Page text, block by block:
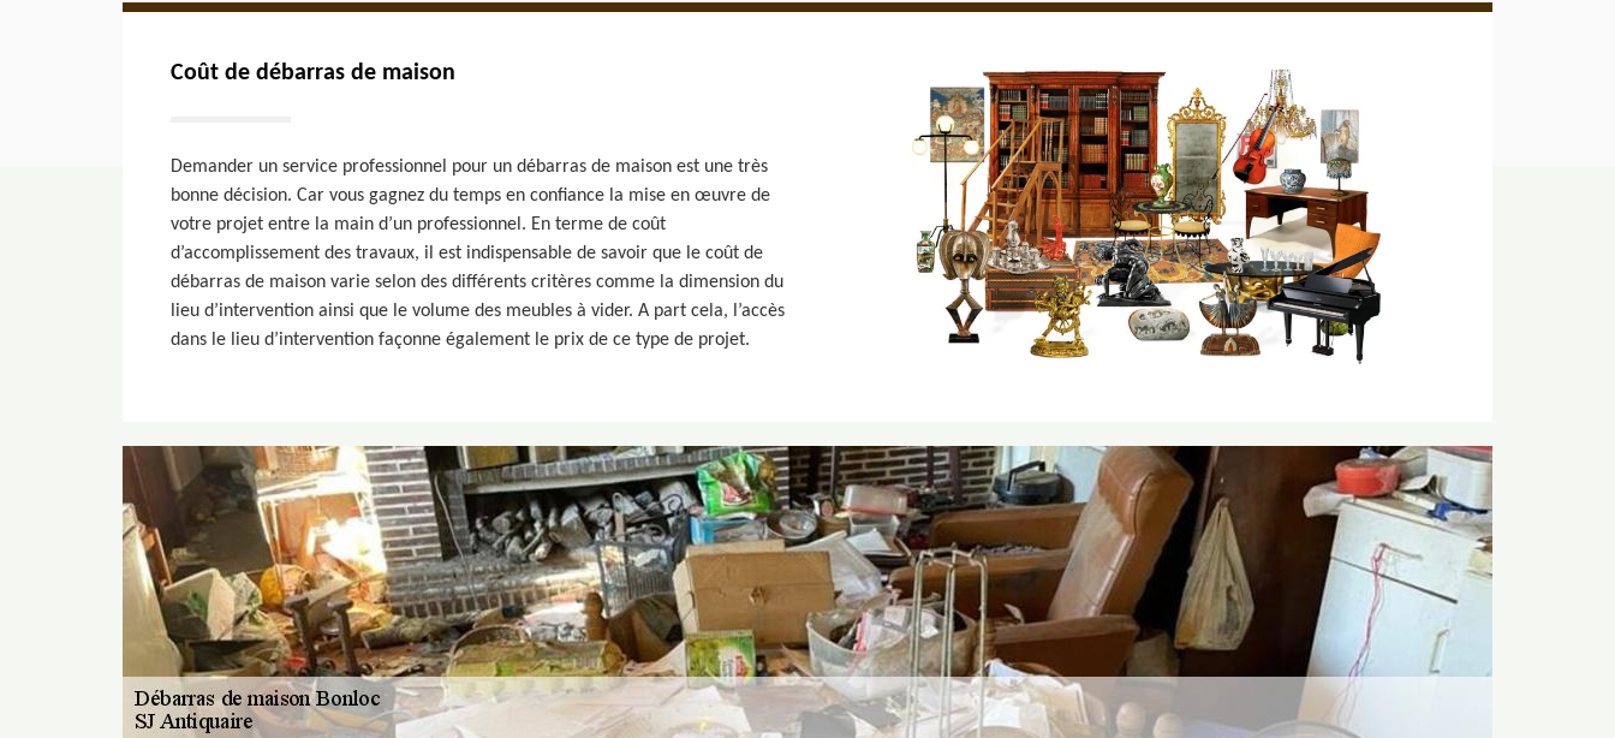
Coût de débarras de maison
Demander un service professionnel pour un débarras de maison est une très
bonne décision. Car vous gagnez du temps en confiance la mise en œuvre de
votre projet entre la main d’un professionnel. En terme de coût
d’accomplissement des travaux, il est indispensable de savoir que le coût de
débarras de maison varie selon des différents critères comme la dimension du
lieu d’intervention ainsi que le volume des meubles à vider. A part cela, l’accès
dans le lieu d’intervention façonne également le prix de ce type de projet.